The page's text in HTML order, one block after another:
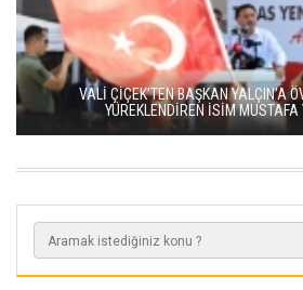
VALİ ÇİÇEK’TEN BAŞKAN YALÇIN’A
YÜREKLENDİREN İSİM MUSTAFA